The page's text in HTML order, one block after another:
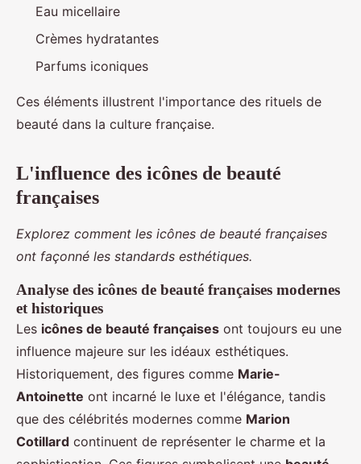
Eau micellaire
Crèmes hydratantes
Parfums iconiques
Ces éléments illustrent l'importance des rituels de
beauté dans la culture française.
L'influence des icônes de beauté
françaises
Explorez comment les icônes de beauté françaises
ont façonné les standards esthétiques.
Analyse des icônes de beauté françaises modernes
et historiques
Les icônes de beauté françaises ont toujours eu une
influence majeure sur les idéaux esthétiques.
Historiquement, des figures comme Marie-
Antoinette ont incarné le luxe et l'élégance, tandis
que des célébrités modernes comme Marion
Cotillard continuent de représenter le charme et la